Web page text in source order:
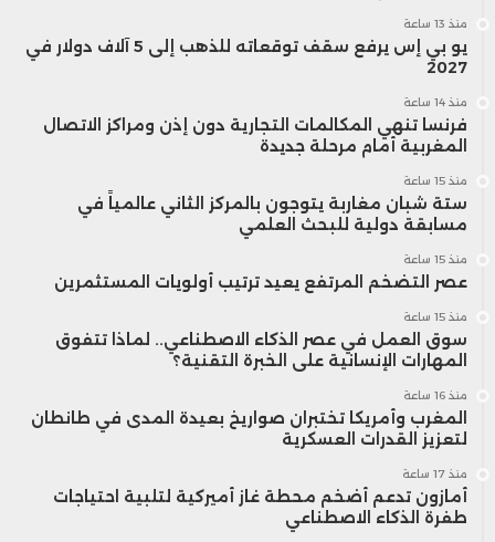
منذ 13 ساعة
يو بي إس يرفع سقف توقعاته للذهب إلى 5 آلاف دولار في
2027
منذ 14 ساعة
فرنسا تنهي المكالمات التجارية دون إذن ومراكز الاتصال
المغربية أمام مرحلة جديدة
منذ 15 ساعة
ستة شبان مغاربة يتوجون بالمركز الثاني عالمياً في
مسابقة دولية للبحث العلمي
منذ 15 ساعة
عصر التضخم المرتفع يعيد ترتيب أولويات المستثمرين
منذ 15 ساعة
سوق العمل في عصر الذكاء الاصطناعي.. لماذا تتفوق
المهارات الإنسانية على الخبرة التقنية؟
منذ 16 ساعة
المغرب وأمريكا تختبران صواريخ بعيدة المدى في طانطان
لتعزيز القدرات العسكرية
منذ 17 ساعة
أمازون تدعم أضخم محطة غاز أميركية لتلبية احتياجات
طفرة الذكاء الاصطناعي